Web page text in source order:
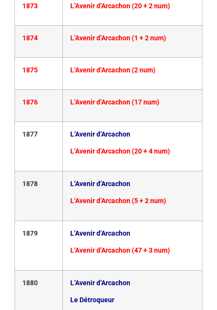
1873 L’Avenir d’Arcachon (20 + 2 num)
1874 L’Avenir d’Arcachon (1 + 2 num)
1875 L’Avenir d’Arcachon (2 num)
1876 L’Avenir d’Arcachon (17 num)
1877 L’Avenir d’Arcachon
L’Avenir d’Arcachon (20 + 4 num)
1878 L’Avenir d’Arcachon
L’Avenir d’Arcachon (5 + 2 num)
1879 L’Avenir d’Arcachon
L’Avenir d’Arcachon (47 + 3 num)
1880 L’Avenir d’Arcachon
Le Détroqueur